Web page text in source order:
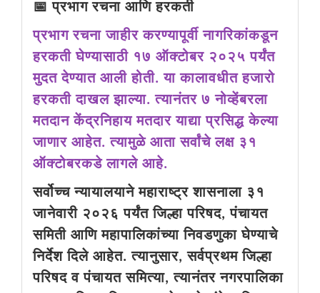
📅 प्रभाग रचना आणि हरकती
प्रभाग रचना जाहीर करण्यापूर्वी नागरिकांकडून
हरकती घेण्यासाठी १७ ऑक्टोबर २०२५ पर्यंत
मुदत देण्यात आली होती. या कालावधीत हजारो
हरकती दाखल झाल्या. त्यानंतर ७ नोव्हेंबरला
मतदान केंद्रनिहाय मतदार याद्या प्रसिद्ध केल्या
जाणार आहेत. त्यामुळे आता सर्वांचे लक्ष ३१
ऑक्टोबरकडे लागले आहे.
सर्वोच्च न्यायालयाने महाराष्ट्र शासनाला ३१
जानेवारी २०२६ पर्यंत जिल्हा परिषद, पंचायत
समिती आणि महापालिकांच्या निवडणुका घेण्याचे
निर्देश दिले आहेत. त्यानुसार, सर्वप्रथम जिल्हा
परिषद व पंचायत समित्या, त्यानंतर नगरपालिका